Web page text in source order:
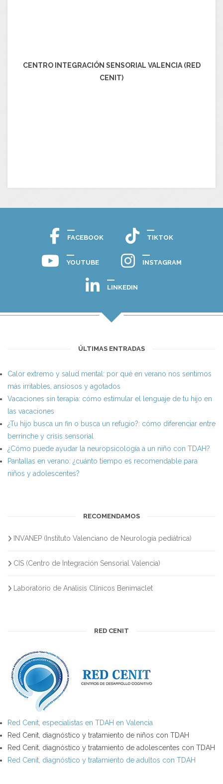
CENTRO INTEGRACIÓN SENSORIAL VALENCIA (RED
CENIT)
FACEBOOK TIKTOK
YOUTUBE INSTAGRAM
LINKEDIN
ÚLTIMAS ENTRADAS
Calor extremo y salud mental: por qué en verano nos sentimos
más irritables, ansiosos y agotados
Vacaciones sin terapia: cómo estimular el lenguaje de tu hijo en
las vacaciones
¿Tu hijo busca un fin o busca un refugio?: cómo diferenciar entre
berrinche y crisis sensorial
¿Cómo puede ayudar la neuropsicología a un niño con TDAH?
Pantallas en verano: ¿cuánto tiempo es recomendable para
niños y adolescentes?
RECOMENDAMOS
INVANEP (Instituto Valenciano de Neurología pediátrica)
CIS (Centro de Integración Sensorial Valencia)
Laboratorio de Análisis Clínicos Benimaclet
RED CENIT
Red Cenit, especialistas en TDAH en Valencia
Red Cenit, diagnóstico y tratamiento de niños con TDAH
Red Cenit, diagnóstico y tratamiento de adolescentes con TDAH
Red Cenit, diagnóstico y tratamiento de adultos con TDAH